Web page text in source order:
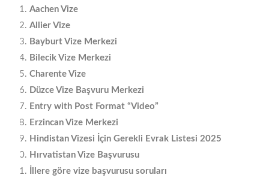
Aachen Vize
Allier Vize
Bayburt Vize Merkezi
Bilecik Vize Merkezi
Charente Vize
Düzce Vize Başvuru Merkezi
Entry with Post Format “Video”
Erzincan Vize Merkezi
Hindistan Vizesi İçin Gerekli Evrak Listesi 2025
Hırvatistan Vize Başvurusu
İllere göre vize başvurusu soruları